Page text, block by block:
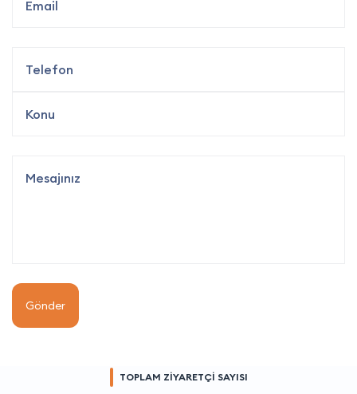
Gönder
TOPLAM ZİYARETÇİ SAYISI